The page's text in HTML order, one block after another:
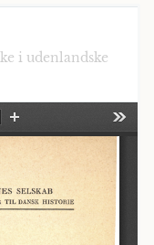
i udenlandske